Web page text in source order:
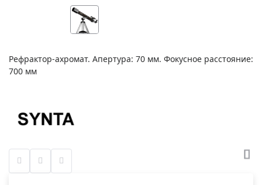
Рефрактор-ахромат. Апертура: 70 мм. Фокусное расстояние:
700 мм